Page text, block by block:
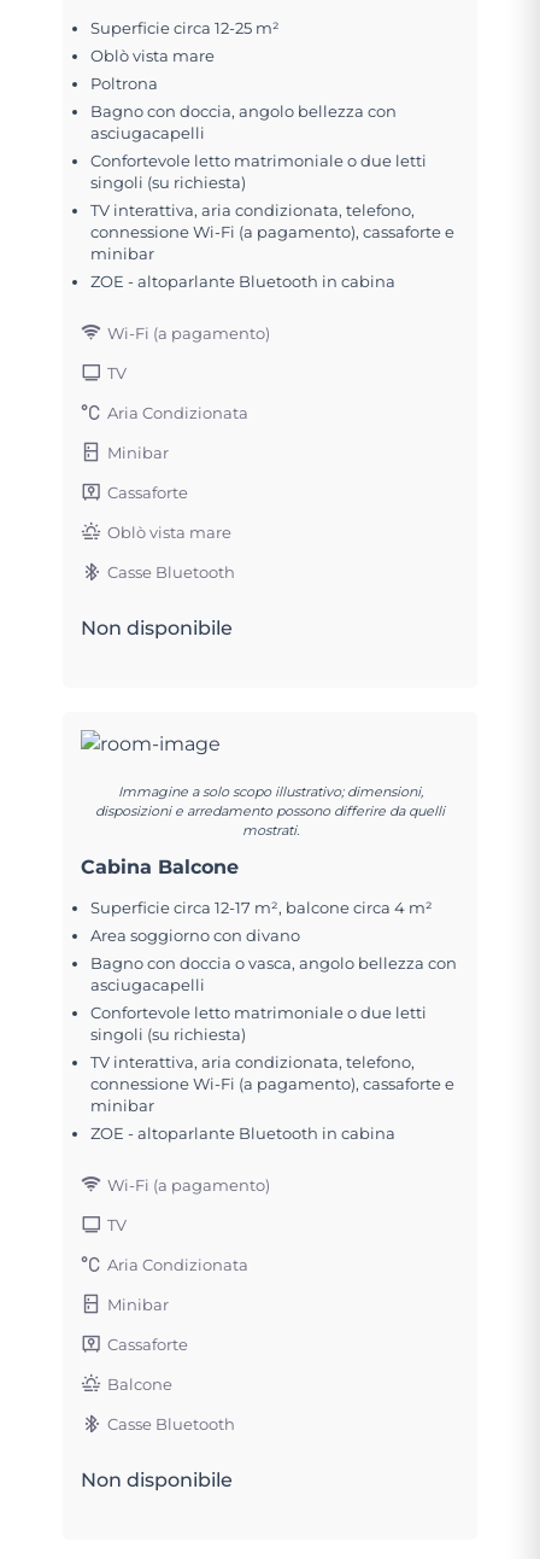
Superficie circa 12-25 m²
Oblò vista mare
Poltrona
Bagno con doccia, angolo bellezza con
asciugacapelli
Confortevole letto matrimoniale o due letti
singoli (su richiesta)
TV interattiva, aria condizionata, telefono,
connessione Wi-Fi (a pagamento), cassaforte e
minibar
ZOE - altoparlante Bluetooth in cabina
Wi-Fi (a pagamento)
TV
Aria Condizionata
Minibar
Cassaforte
Oblò vista mare
Casse Bluetooth
Non disponibile
Immagine a solo scopo illustrativo; dimensioni,
disposizioni e arredamento possono differire da quelli
mostrati.
Cabina Balcone
Superficie circa 12-17 m², balcone circa 4 m²
Area soggiorno con divano
Bagno con doccia o vasca, angolo bellezza con
asciugacapelli
Confortevole letto matrimoniale o due letti
singoli (su richiesta)
TV interattiva, aria condizionata, telefono,
connessione Wi-Fi (a pagamento), cassaforte e
minibar
ZOE - altoparlante Bluetooth in cabina
Wi-Fi (a pagamento)
TV
Aria Condizionata
Minibar
Cassaforte
Balcone
Casse Bluetooth
Non disponibile